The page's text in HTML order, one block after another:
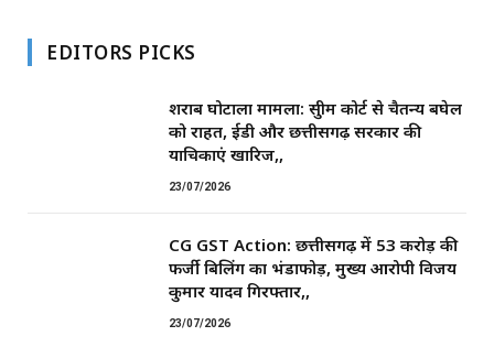
EDITORS PICKS
शराब घोटाला मामला: सुप्रीम कोर्ट से चैतन्य बघेल
को राहत, ईडी और छत्तीसगढ़ सरकार की
याचिकाएं खारिज,,
23/07/2026
CG GST Action: छत्तीसगढ़ में 53 करोड़ की
फर्जी बिलिंग का भंडाफोड़, मुख्य आरोपी विजय
कुमार यादव गिरफ्तार,,
23/07/2026